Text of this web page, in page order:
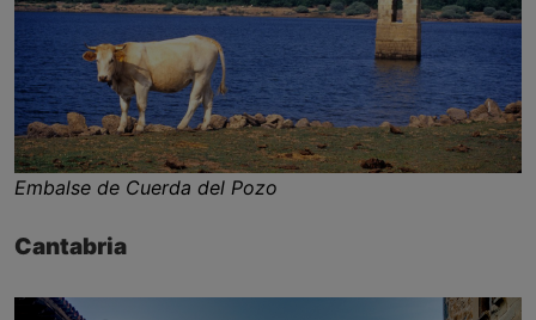
Embalse de Cuerda del Pozo
Cantabria